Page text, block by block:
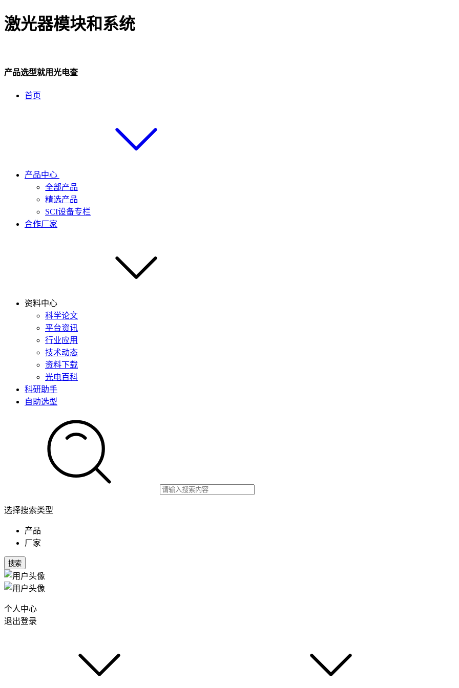
激光器模块和系统
产品选型就用光电查
首页
产品中心
全部产品
精选产品
SCI设备专栏
合作厂家
资料中心
科学论文
平台资讯
行业应用
技术动态
资料下载
光电百科
科研助手
自助选型
选择搜索类型
产品
厂家
搜索
个人中心
退出登录